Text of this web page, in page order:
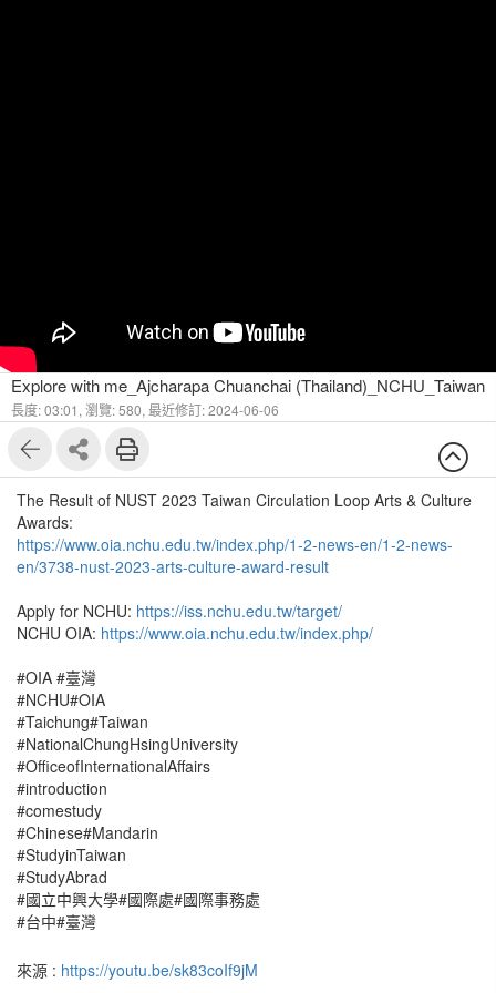
Explore with me_Ajcharapa Chuanchai (Thailand)_NCHU_Taiwan
長度: 03:01, 瀏覽: 580, 最近修訂: 2024-06-06
The Result of NUST 2023 Taiwan Circulation Loop Arts & Culture
Awards:
https://www.oia.nchu.edu.tw/index.php/1-2-news-en/1-2-news-
en/3738-nust-2023-arts-culture-award-result
Apply for NCHU: https://iss.nchu.edu.tw/target/
NCHU OIA: https://www.oia.nchu.edu.tw/index.php/
#OIA #臺灣
#NCHU#OIA
#Taichung#Taiwan
#NationalChungHsingUniversity
#OfficeofInternationalAffairs
#introduction
#comestudy
#Chinese#Mandarin
#StudyinTaiwan
#StudyAbrad
#國立中興大學#國際處#國際事務處
#台中#臺灣
來源 : https://youtu.be/sk83coIf9jM